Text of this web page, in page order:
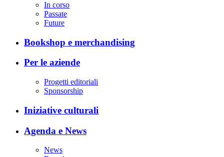
In corso
Passate
Future
Bookshop e merchandising
Per le aziende
Progetti editoriali
Sponsorship
Iniziative culturali
Agenda e News
News